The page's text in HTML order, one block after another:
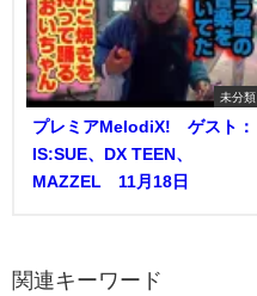
未分類
プレミアMelodiX! ゲスト：
IS:SUE、DX TEEN、
MAZZEL 11月18日
関連キーワード